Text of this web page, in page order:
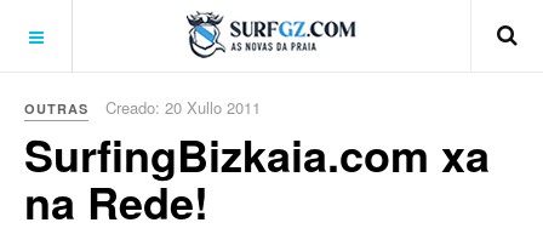
OUTRAS Creado: 20 Xullo 2011
SurfingBizkaia.com xa
na Rede!